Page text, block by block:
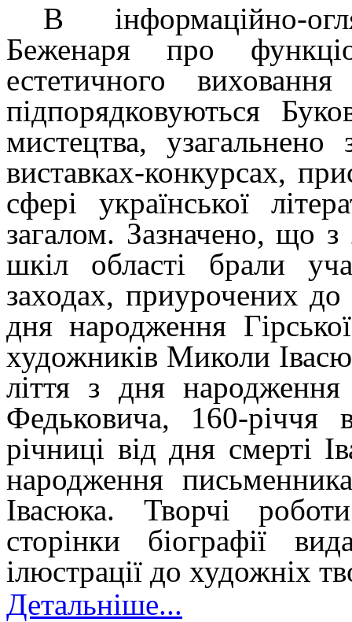
В інформаційно-
Беженаря про
естетичного
підпорядковуються
мистецтва,
виставках-конкурсах,
сфері української
загалом. Зазначено, що
шкіл області брали
заходах, приурочених
дня народження
художників Миколи
ліття з дня
Федьковича, 160-річчя
річниці від дня смерті
народження
Івасюка. Творчі
сторінки біографії
ілюстрації до художніх
Детальніше...